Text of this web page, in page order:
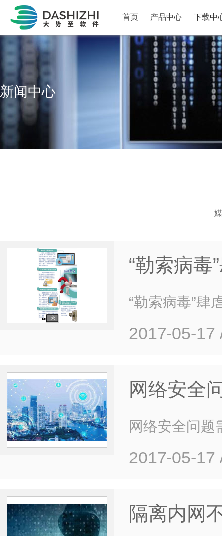
首页 产品中心 下载中
新闻中心
“勒索病毒
“勒索病毒”肆
2017-05-17
网络安全
网络安全问题
2017-05-17
隔离内网